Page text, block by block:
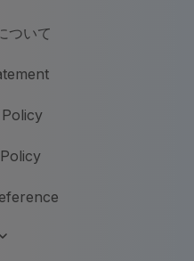
ついて